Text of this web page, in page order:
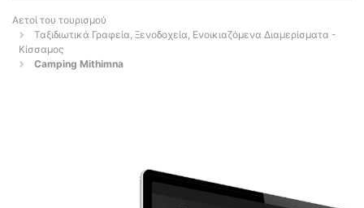
Αετοί του τουρισμού
Ταξιδιωτικά Γραφεία, Ξενοδοχεία, Ενοικιαζόμενα Διαμερίσματα -
Κίσσαμος
Camping Mithimna